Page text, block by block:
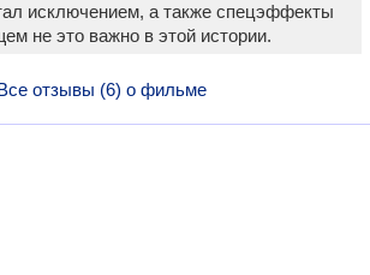
исключением, а также спецэффекты
не это важно в этой истории.
отзывы (6) о фильме